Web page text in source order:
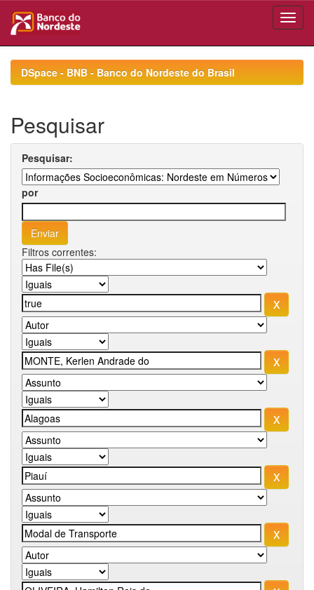
navigationDSpace - BNB - Banco do Nordeste do Brasil
Pesquisar
Pesquisar:
por
Filtros correntes: